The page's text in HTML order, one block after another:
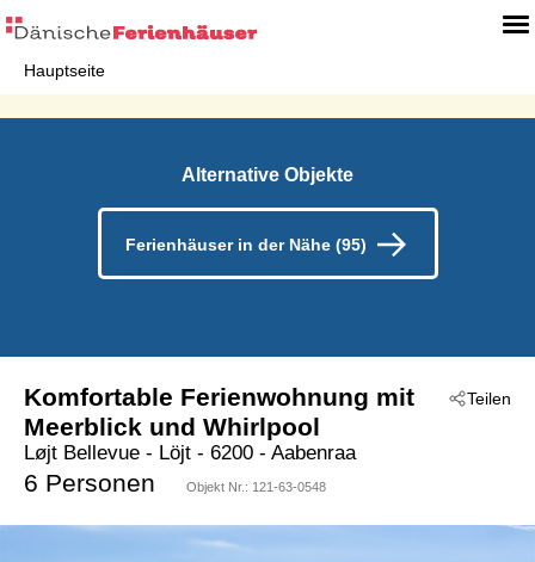
Hauptseite
Alternative Objekte
Ferienhäuser in der Nähe (95)
Teilen
Komfortable Ferienwohnung mit
Meerblick und Whirlpool
Løjt Bellevue - Löjt - 6200 - Aabenraa
6 Personen Objekt Nr.: 121-63-0548